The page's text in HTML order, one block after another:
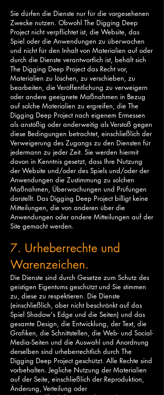
Sie dürfen die Dienste nur für die vorgesehenen
Zwecke nutzen. Obwohl The Digging Deep
Project nicht verpflichtet ist, die Website, das
Spiel oder die Anwendungen zu überwachen
und nicht für den Inhalt von Materialien auf oder
durch die Dienste verantwortlich ist, behält sich
The Digging Deep Project das Recht vor,
Materialien zu löschen, zu verschieben, zu
bearbeiten, die Veröffentlichung zu verweigern
oder andere geeignete Maßnahmen in Bezug
auf solche Materialien zu ergreifen, die The
Digging Deep Project nach eigenem Ermessen
als anstößig oder anderweitig als Verstoß gegen
diese Bedingungen betrachtet, einschließlich der
Verweigerung des Zugangs zu den Diensten für
jedermann zu jeder Zeit. Sie werden hiermit
davon in Kenntnis gesetzt, dass Ihre Nutzung
der Website und/oder des Spiels und/oder der
Anwendungen die Zustimmung zu solchen
Maßnahmen, Überwachungen und Prüfungen
darstellt. Das Digging Deep Project billigt keine
Mitteilungen, die von anderen über die
Anwendungen oder andere Mitteilungen auf der
Site gemacht werden.
7. Urheberrechte und
Warenzeichen.
Die Dienste sind durch Gesetze zum Schutz des
geistigen Eigentums geschützt und Sie stimmen
zu, diese zu respektieren. Die Dienste
(einschließlich, aber nicht beschränkt auf das
Spiel Shadow's Edge und die Seiten) und das
gesamte Design, die Entwicklung, der Text, die
Grafiken, die Schnittstellen, die Web- und Social-
Media-Seiten und die Auswahl und Anordnung
derselben sind urheberrechtlich durch The
Digging Deep Project geschützt. Alle Rechte sind
vorbehalten. Jegliche Nutzung der Materialien
auf der Seite, einschließlich der Reproduktion,
Änderung, Verteilung oder